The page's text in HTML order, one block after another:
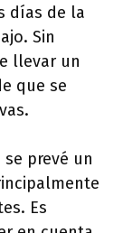
días de la
Sin
llevar un
que se
prevé un
Es